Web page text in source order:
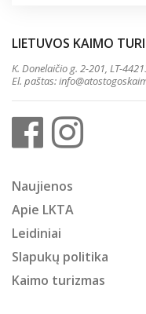
LIETUVOS KAIMO
K. Donelaičio g. 2-201, LT-
El. paštas:
Naujienos
Apie LKTA
Leidiniai
Slapukų politika
Kaimo turizmas